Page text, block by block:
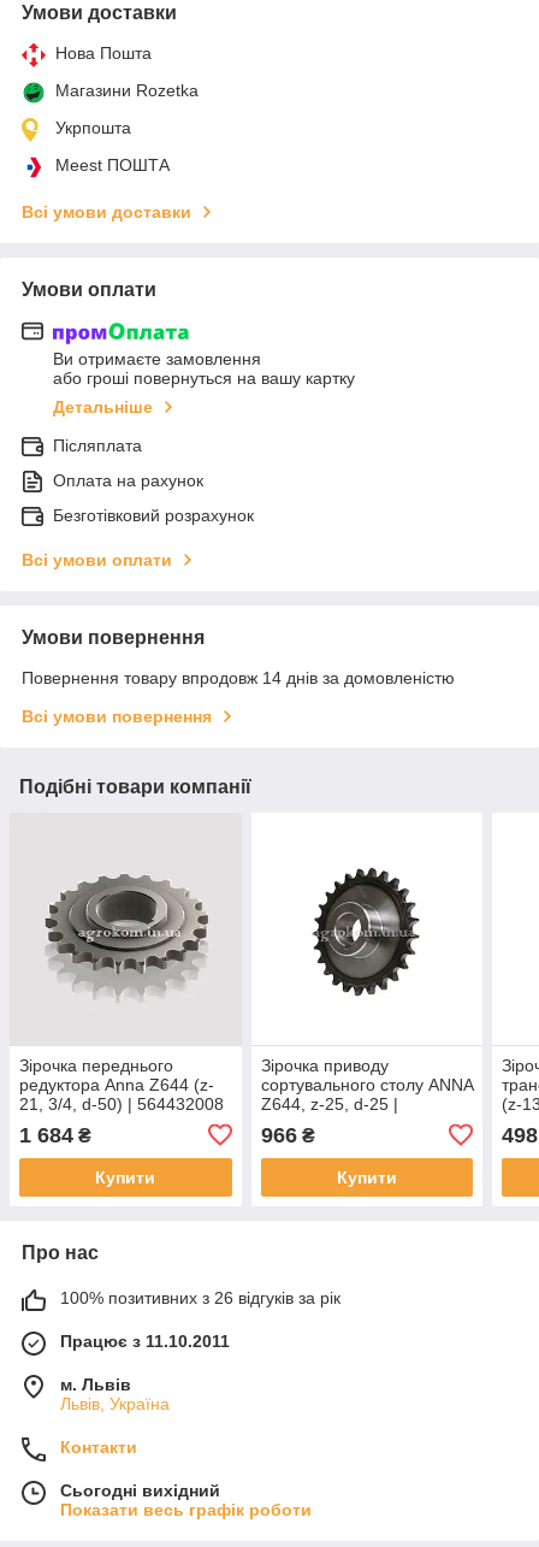
Умови доставки
Нова Пошта
Магазини Rozetka
Укрпошта
Meest ПОШТА
Всі умови доставки
Умови оплати
Ви отримаєте замовлення
або гроші повернуться на вашу картку
Детальніше
Післяплата
Оплата на рахунок
Безготівковий розрахунок
Всі умови оплати
Умови повернення
Повернення товару впродовж 14 днів за домовленістю
Всі умови повернення
Подібні товари компанії
Зірочка переднього
редуктора Anna Z644 (z-
21, 3/4, d-50) | 564432008
1 684 ₴
Купити
Зірочка приводу
сортувального столу ANNA
Z644, z-25, d-25 |
966₴
Купити
(z-
498
Про нас
100% позитивних з 26 відгуків за рік
Працює з 11.10.2011
м. Львів
Львів, Україна
Контакти
Сьогодні вихідний
Показати весь графік роботи